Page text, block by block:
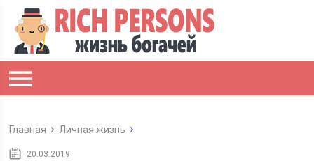
Главная Личная жизнь
20.03.2019